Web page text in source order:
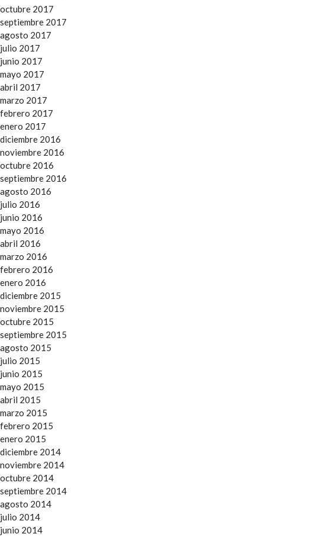
octubre 2017
septiembre 2017
agosto 2017
julio 2017
junio 2017
mayo 2017
abril 2017
marzo 2017
febrero 2017
enero 2017
diciembre 2016
noviembre 2016
octubre 2016
septiembre 2016
agosto 2016
julio 2016
junio 2016
mayo 2016
abril 2016
marzo 2016
febrero 2016
enero 2016
diciembre 2015
noviembre 2015
octubre 2015
septiembre 2015
agosto 2015
julio 2015
junio 2015
mayo 2015
abril 2015
marzo 2015
febrero 2015
enero 2015
diciembre 2014
noviembre 2014
octubre 2014
septiembre 2014
agosto 2014
julio 2014
junio 2014